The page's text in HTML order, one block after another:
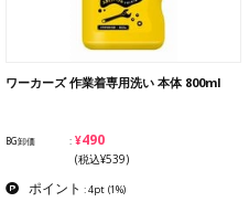
ワーカーズ 作業着専用洗い 本体 800ml
BG卸価 ¥490
(税込¥539)
ポイント : 4pt (1%)